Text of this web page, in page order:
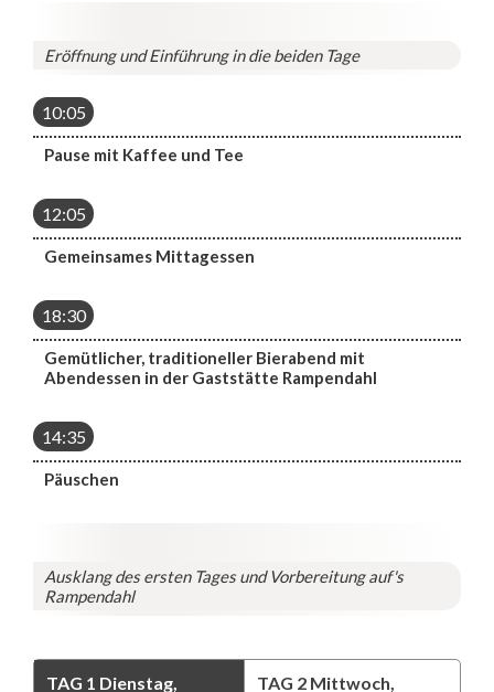
Eröffnung und Einführung in die beiden Tage
10:05
Pause mit Kaffee und Tee
12:05
Gemeinsames Mittagessen
18:30
Gemütlicher, traditioneller Bierabend mit
Abendessen in der Gaststätte Rampendahl
14:35
Päuschen
Ausklang des ersten Tages und Vorbereitung auf's
Rampendahl
TAG 1 Dienstag,
TAG 2 Mittwoch,